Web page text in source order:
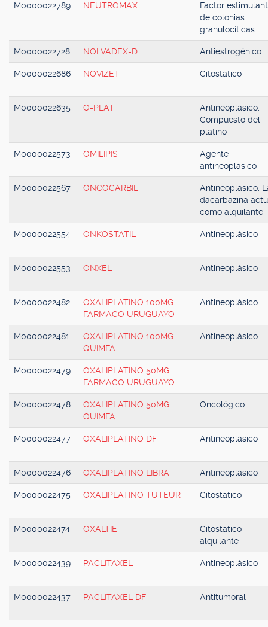
M0000022789 NEUTROMAX
Factor
de colonias
granulocíticas
M0000022728 NOLVADEX-D Antiestrogénico
M0000022686 NOVIZET Citostático
M0000022635 O-PLAT
Antineoplásico,
Compuesto del
platino
M0000022573 OMILIPIS
Agente
antineoplásico
M0000022567 ONCOCARBIL
Antineoplásico,
dacarbazina
como alquilante
M0000022554 ONKOSTATIL Antineoplásico
M0000022553 ONXEL Antineoplásico
M0000022482
OXALIPLATINO 100MG
FARMACO URUGUAYO
Antineoplásico
M0000022481
OXALIPLATINO 100MG
QUIMFA
Antineoplásico
M0000022479
OXALIPLATINO 50MG
FARMACO URUGUAYO
M0000022478
OXALIPLATINO 50MG
QUIMFA
Oncológico
M0000022477 OXALIPLATINO DF Antineoplásico
M0000022476 OXALIPLATINO LIBRA Antineoplásico
M0000022475 OXALIPLATINO TUTEUR Citostático
M0000022474 OXALTIE
Citostático
alquilante
M0000022439 PACLITAXEL Antineoplásico
M0000022437 PACLITAXEL DF Antitumoral